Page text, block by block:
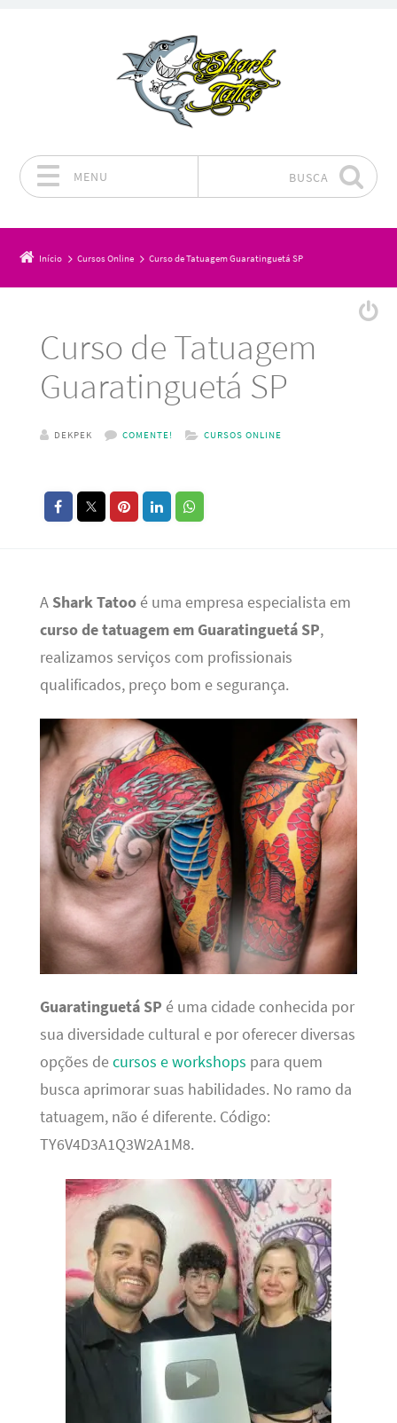
MENU BUSCA
Início Cursos Online Curso de Tatuagem Guaratinguetá SP
Curso de Tatuagem
Guaratinguetá SP
DEKPEK COMENTE! CURSOS ONLINE
A Shark Tatooé uma empresa especialista em
curso de tatuagem em Guaratinguetá SP,
realizamos serviços com profissionais
qualificados, preço bom e segurança.
Guaratinguetá SP é uma cidade conhecida por
sua diversidade cultural e por oferecer diversas
opções decursos e workshops para quem
busca aprimorar suas habilidades. No ramo da
tatuagem, não é diferente. Código:
TY6V4D3A1Q3W2A1M8.